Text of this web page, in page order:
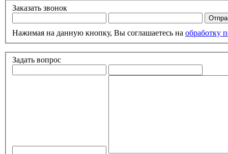
Заказать звонок
Нажимая на данную кнопку, Вы соглашаетесь на обработку
Задать вопрос